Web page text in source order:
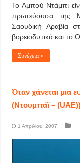
Το Αμπού Ντάμπι
πρωτεύουσα της
Σαουδική Αραβία
βορειοδυτικά και το
Συνέχεια »
Όταν χάνεται μια
(Ντουμπάϊ –
1 Απριλίου, 2007